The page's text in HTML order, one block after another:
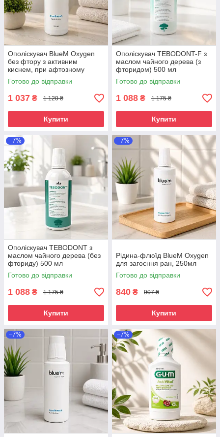
Ополіскувач BlueM Oxygen
без фтору з активним
киснем, при афтозному
стоматиті, гінгівіті та сухості у
роті, 500 мл
Готово до відправки
1 037 ₴ 1 120 ₴
Купити
Ополіскувач TEBODONT-F з
маслом чайного дерева (з
фторидом) 500 мл
Готово до відправки
1 088 ₴ 1 175 ₴
Купити
–7%
Ополіскувач TEBODONT з
маслом чайного дерева (без
фториду) 500 мл
Готово до відправки
1 088 ₴ 1 175 ₴
Купити
–7%
Рідина-флюїд BlueM Oxygen
для загоєння ран, 250мл
Готово до відправки
840 ₴ 907 ₴
Купити
–7% –7%